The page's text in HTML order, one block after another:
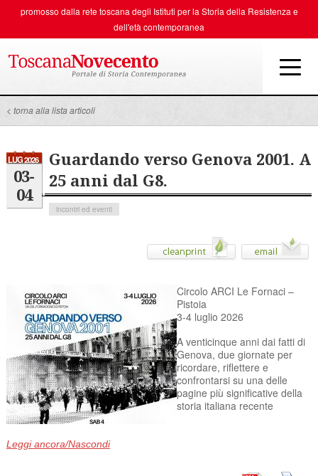
promosso dalla rete toscana degli Istituti per la Storia della Resistenza e
dell'età contemporanea
< torna alla lista articoli
LUG 2026
03-
04
Guardando verso Genova 2001. A
25 anni dal G8.
incontri ed eventi
Circolo ARCI Le Fornaci –
Pistoia
3-4 luglio 2026
A venticinque anni dai fatti di
Genova, due giornate per
ricordare, riflettere e
confrontarsi su una delle
pagine più significative della
storia italiana recente
Leggi ancora/Nascondi